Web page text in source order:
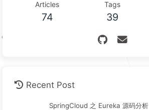
Articles
74
Tags
39
Recent Post
SpringCloud 之 Eureka 源码分析